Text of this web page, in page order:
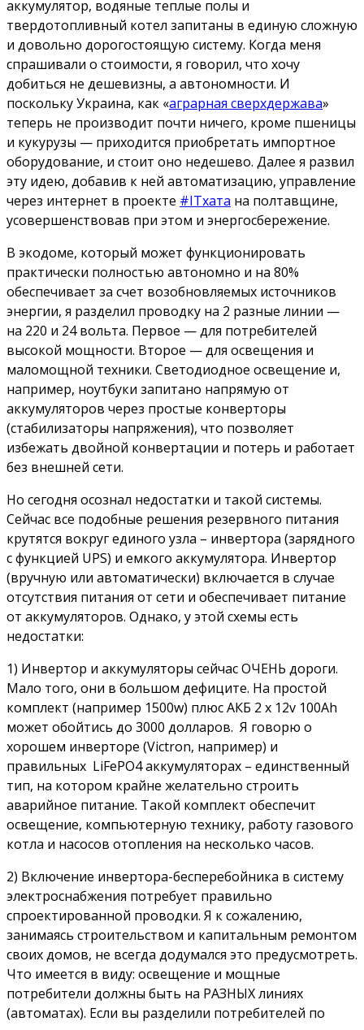
аккумулятор, водяные теплые полы и
твердотопливный котел запитаны в единую сложную
и довольно дорогостоящую систему. Когда меня
спрашивали о стоимости, я говорил, что хочу
добиться не дешевизны, а автономности. И
поскольку Украина, как «аграрная сверхдержава»
теперь не производит почти ничего, кроме пшеницы
и кукурузы — приходится приобретать импортное
оборудование, и стоит оно недешево. Далее я развил
эту идею, добавив к ней автоматизацию, управление
через интернет в проекте #ITхата на полтавщине,
усовершенствовав при этом и энергосбережение.
В экодоме, который может функционировать
практически полностью автономно и на 80%
обеспечивает за счет возобновляемых источников
энергии, я разделил проводку на 2 разные линии —
на 220 и 24 вольта. Первое — для потребителей
высокой мощности. Второе — для освещения и
маломощной техники. Светодиодное освещение и,
например, ноутбуки запитано напрямую от
аккумуляторов через простые конверторы
(стабилизаторы напряжения), что позволяет
избежать двойной конвертации и потерь и работает
без внешней сети.
Но сегодня осознал недостатки и такой системы.
Сейчас все подобные решения резервного питания
крутятся вокруг единого узла – инвертора (зарядного
с функцией UPS) и емкого аккумулятора. Инвертор
(вручную или автоматически) включается в случае
отсутствия питания от сети и обеспечивает питание
от аккумуляторов. Однако, у этой схемы есть
недостатки:
1) Инвертор и аккумуляторы сейчас ОЧЕНЬ дороги.
Мало того, они в большом дефиците. На простой
комплект (например 1500w) плюс АКБ 2 x 12v 100Ah
может обойтись до 3000 долларов. Я говорю о
хорошем инверторе (Victron, например) и
правильных LiFePO4 аккумуляторах – единственный
тип, на котором крайне желательно строить
аварийное питание. Такой комплект обеспечит
освещение, компьютерную технику, работу газового
котла и насосов отопления на несколько часов.
2) Включение инвертора-бесперебойника в систему
электроснабжения потребует правильно
спроектированной проводки. Я к сожалению,
занимаясь строительством и капитальным ремонтом
своих домов, не всегда додумался это предусмотреть.
Что имеется в виду: освещение и мощные
потребители должны быть на РАЗНЫХ линиях
(автоматах). Если вы разделили потребителей по